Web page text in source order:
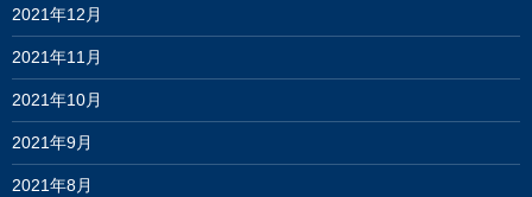
2021年12月
2021年11月
2021年10月
2021年9月
2021年8月